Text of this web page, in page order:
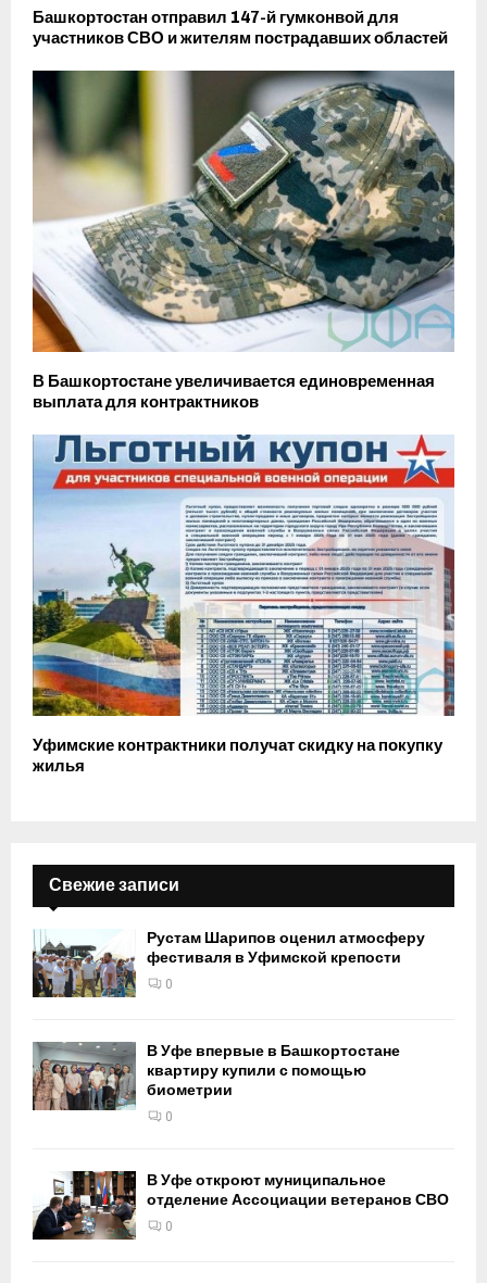
Башкортостан отправил 147-й гумконвой для
участников СВО и жителям пострадавших областей
В Башкортостане увеличивается единовременная
выплата для контрактников
Уфимские контрактники получат скидку на покупку
жилья
Свежие записи
Рустам Шарипов оценил атмосферу
фестиваля в Уфимской крепости
0
В Уфе впервые в Башкортостане
квартиру купили с помощью
биометрии
0
В Уфе откроют муниципальное
отделение Ассоциации ветеранов СВО
0